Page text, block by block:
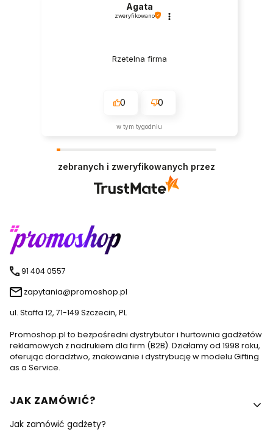
Agata
zweryfikowano
Rzetelna firma
0 0
w tym tygodniu
zebranych i zweryfikowanych przez
91 404 0557
zapytania@promoshop.pl
ul. Staffa 12, 71-149 Szczecin, PL
Promoshop.pl to bezpośredni dystrybutor i hurtownia gadżetów
reklamowych z nadrukiem dla firm (B2B). Działamy od 1998 roku,
oferując doradztwo, znakowanie i dystrybucję w modelu Gifting
as a Service.
Linki w stopce
JAK ZAMÓWIĆ?
Jak zamówić gadżety?